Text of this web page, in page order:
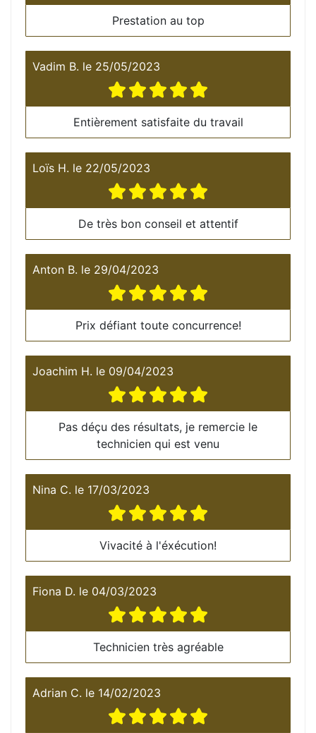
Prestation au top
Vadim B. le 25/05/2023
Entièrement satisfaite du travail
Loïs H. le 22/05/2023
De très bon conseil et attentif
Anton B. le 29/04/2023
Prix défiant toute concurrence!
Joachim H. le 09/04/2023
Pas déçu des résultats, je remercie le
technicien qui est venu
Nina C. le 17/03/2023
Vivacité à l'éxécution!
Fiona D. le 04/03/2023
Technicien très agréable
Adrian C. le 14/02/2023